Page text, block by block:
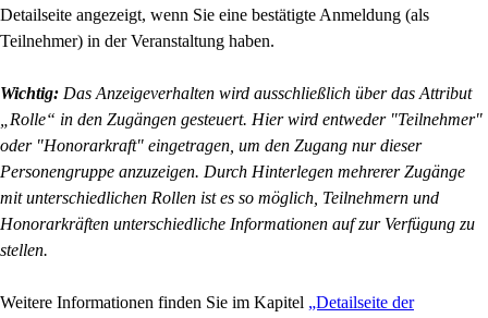
Detailseite angezeigt, wenn Sie eine bestätigte Anmeldung (als
Teilnehmer) in der Veranstaltung haben.
Wichtig: Das Anzeigeverhalten wird ausschließlich über das Attribut
„Rolle“ in den Zugängen gesteuert. Hier wird entweder "Teilnehmer"
oder "Honorarkraft" eingetragen, um den Zugang nur dieser
Personengruppe anzuzeigen. Durch Hinterlegen mehrerer Zugänge
mit unterschiedlichen Rollen ist es so möglich, Teilnehmern und
Honorarkräften unterschiedliche Informationen auf zur Verfügung zu
stellen.
Weitere Informationen finden Sie im Kapitel „Detailseite der